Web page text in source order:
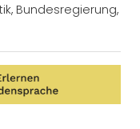
, Bundesregierung,